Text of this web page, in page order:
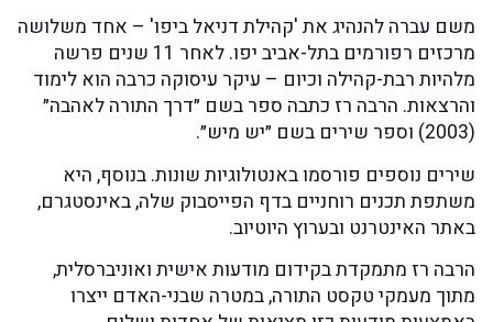
להנהיג את 'קהילת דניאל ביפו' – אחד משלושה
מרכזים רפורמים בתל-אביב יפו. לאחר 11 שנים פרשה
קהילה וכיום – עיקר עיסוקה כרבה הוא לימוד
הרבה רז כתבה ספר בשם ״דרך התורה לאהבה״
פורסמו באנטולוגיות שונות. בנוסף, היא
רוחניים בדף הפייסבוק שלה, באינסטגרם,
ובערוץ היוטיוב.
בקידום מודעות אישית ואוניברסלית,
טקסט התורה, במטרה שבני-האדם ייצרו